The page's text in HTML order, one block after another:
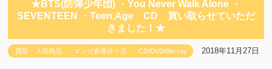
★BTS(防弾少年団) ・You Never Walk Alone ・
SEVENTEEN ・Teen,Age CD 買い取らせていただ
きました！★
買取・入荷商品 マンガ倉庫佐々店 CD/DVD/Blu-ray 2018年11月27日